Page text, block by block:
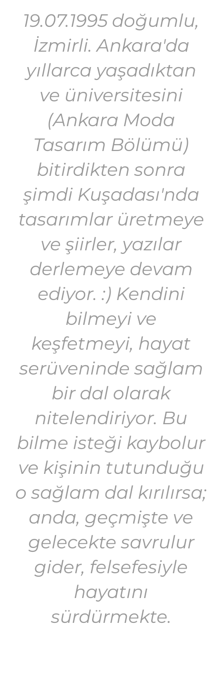
19.07.1995 doğumlu,
İzmirli. Ankara'da
yıllarca yaşadıktan
ve üniversitesini
(Ankara Moda
Tasarım Bölümü)
bitirdikten sonra
şimdi Kuşadası'nda
tasarımlar üretmeye
ve şiirler, yazılar
derlemeye devam
ediyor. :) Kendini
bilmeyi ve
keşfetmeyi, hayat
serüveninde sağlam
bir dal olarak
nitelendiriyor. Bu
bilme isteği kaybolur
ve kişinin tutunduğu
o sağlam dal kırılırsa;
anda, geçmişte ve
gelecekte savrulur
gider, felsefesiyle
hayatını
sürdürmekte.